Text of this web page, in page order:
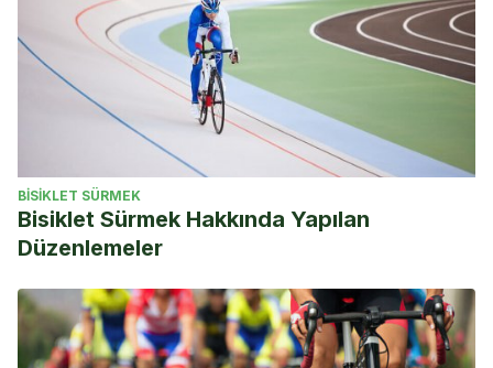
BISIKLET SÜRMEK
Bisiklet Sürmek Hakkında Yapılan
Düzenlemeler